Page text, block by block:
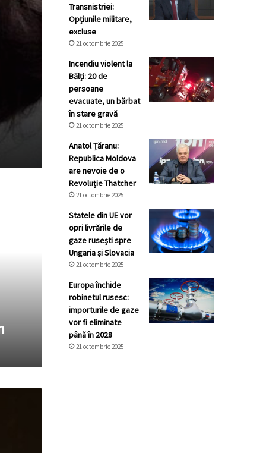
Transnistriei:
Opțiunile militare,
excluse
21 octombrie 2025
Incendiu violent la
Bălți: 20 de
persoane
evacuate, un bărbat
în stare gravă
21 octombrie 2025
Anatol Țăranu:
Republica Moldova
are nevoie de o
Revoluție Thatcher
21 octombrie 2025
Statele din UE vor
opri livrările de
gaze rusești spre
Ungaria și Slovacia
21 octombrie 2025
Europa închide
robinetul rusesc:
importurile de gaze
vor fi eliminate
până în 2028
21 octombrie 2025